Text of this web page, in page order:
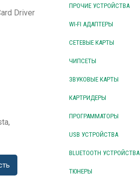
Driver
ПРОЧИЕ УСТРОЙСТВА
WI-FI АДАПТЕРЫ
СЕТЕВЫЕ КАРТЫ
ЧИПСЕТЫ
ЗВУКОВЫЕ КАРТЫ
КАРТРИДЕРЫ
ПРОГРАММАТОРЫ
USB УСТРОЙСТВА
BLUETOOTH УСТРОЙСТВА
ТЮНЕРЫ